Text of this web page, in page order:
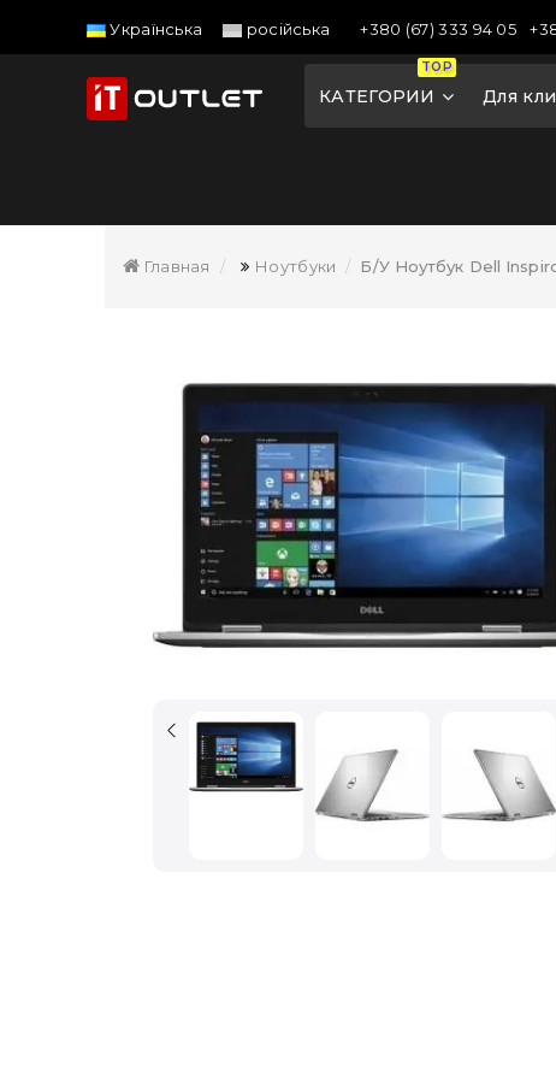
Українська російська +380 (67) 333 94 05
TOP
КАТЕГОРИИ Для
Главная Ноутбуки Б/У Ноутбук Dell